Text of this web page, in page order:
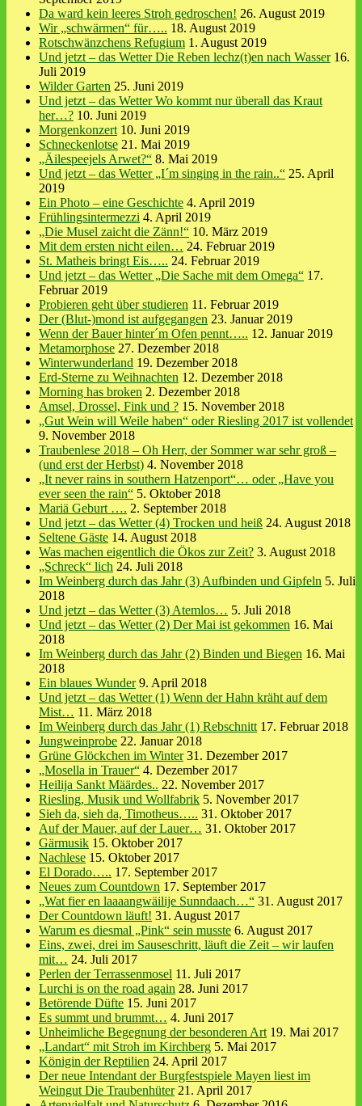
Da ward kein leeres Stroh gedroschen! 26. August 2019
Wir „schwärmen“ für….. 18. August 2019
Rotschwänzchens Refugium 1. August 2019
Und jetzt – das Wetter Die Reben lechz(t)en nach Wasser 16.
Juli 2019
Wilder Garten 25. Juni 2019
Und jetzt – das Wetter Wo kommt nur überall das Kraut
her…? 10. Juni 2019
Morgenkonzert 10. Juni 2019
Schneckenlotse 21. Mai 2019
„Äilespeejels Arwet?“ 8. Mai 2019
Und jetzt – das Wetter „I´m singing in the rain..“ 25. April
2019
Ein Photo – eine Geschichte 4. April 2019
Frühlingsintermezzi 4. April 2019
„Die Musel zaicht die Zänn!“ 10. März 2019
Mit dem ersten nicht eilen… 24. Februar 2019
St. Matheis bringt Eis….. 24. Februar 2019
Und jetzt – das Wetter „Die Sache mit dem Omega“ 17.
Februar 2019
Probieren geht über studieren 11. Februar 2019
Der (Blut-)mond ist aufgegangen 23. Januar 2019
Wenn der Bauer hinter´m Ofen pennt….. 12. Januar 2019
Metamorphose 27. Dezember 2018
Winterwunderland 19. Dezember 2018
Erd-Sterne zu Weihnachten 12. Dezember 2018
Morning has broken 2. Dezember 2018
Amsel, Drossel, Fink und ? 15. November 2018
„Gut Wein will Weile haben“ oder Riesling 2017 ist vollendet
9. November 2018
Traubenlese 2018 – Oh Herr, der Sommer war sehr groß –
(und erst der Herbst) 4. November 2018
„It never rains in southern Hatzenport“… oder „Have you
ever seen the rain“ 5. Oktober 2018
Mariä Geburt …. 2. September 2018
Und jetzt – das Wetter (4) Trocken und heiß 24. August 2018
Seltene Gäste 14. August 2018
Was machen eigentlich die Ökos zur Zeit? 3. August 2018
„Schreck“ lich 24. Juli 2018
Im Weinberg durch das Jahr (3) Aufbinden und Gipfeln 5. Juli
2018
Und jetzt – das Wetter (3) Atemlos… 5. Juli 2018
Und jetzt – das Wetter (2) Der Mai ist gekommen 16. Mai
2018
Im Weinberg durch das Jahr (2) Binden und Biegen 16. Mai
2018
Ein blaues Wunder 9. April 2018
Und jetzt – das Wetter (1) Wenn der Hahn kräht auf dem
Mist… 11. März 2018
Im Weinberg durch das Jahr (1) Rebschnitt 17. Februar 2018
Jungweinprobe 22. Januar 2018
Grüne Glöckchen im Winter 31. Dezember 2017
„Mosella in Trauer“ 4. Dezember 2017
Heilija Sankt Määrdes.. 22. November 2017
Riesling, Musik und Wollfabrik 5. November 2017
Sieh da, sieh da, Timotheus….. 31. Oktober 2017
Auf der Mauer, auf der Lauer… 31. Oktober 2017
Gärmusik 15. Oktober 2017
Nachlese 15. Oktober 2017
El Dorado….. 17. September 2017
Neues zum Countdown 17. September 2017
„Wat fier en laaaangwäilije Sunndaach…“ 31. August 2017
Der Countdown läuft! 31. August 2017
Warum es diesmal „Pink“ sein musste 6. August 2017
Eins, zwei, drei im Sauseschritt, läuft die Zeit – wir laufen
mit… 24. Juli 2017
Perlen der Terrassenmosel 11. Juli 2017
Lurchi is on the road again 28. Juni 2017
Betörende Düfte 15. Juni 2017
Es summt und brummt… 4. Juni 2017
Unheimliche Begegnung der besonderen Art 19. Mai 2017
„Landart“ mit Stroh im Kirchberg 5. Mai 2017
Königin der Reptilien 24. April 2017
Der neue Intendant der Burgfestspiele Mayen liest im
Weingut Die Traubenhüter 21. April 2017